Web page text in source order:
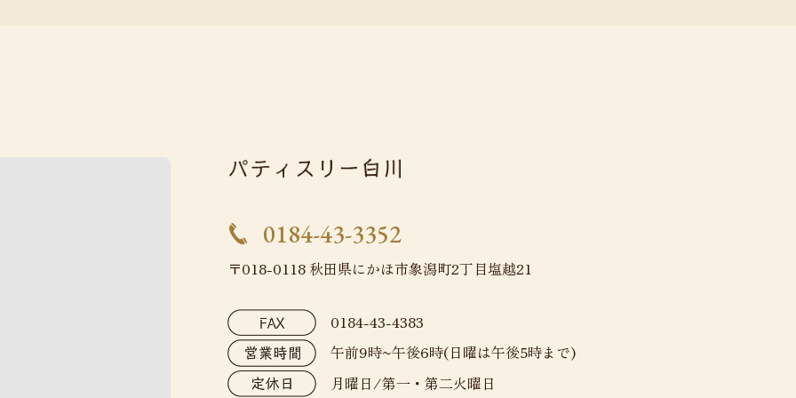
0184-43-3352
〒018-0118 秋田県にかほ市象潟町2丁目塩越21
0184-43-4383
午前9時~午後6時(日曜は午後5時まで)
月曜日/第一・第二火曜日